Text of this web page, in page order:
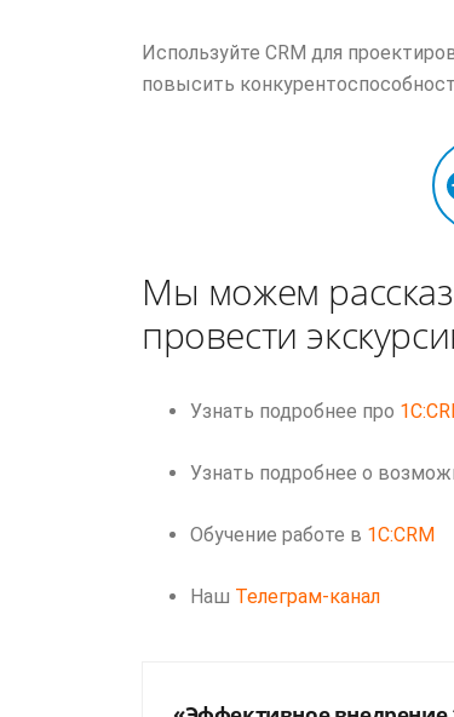
Используйте CRM для
повысить
Мы можем
провести
Узнать подробнее про
Узнать подробнее о
Обучение работе в 1C:CRM
Наш Телеграм-канал